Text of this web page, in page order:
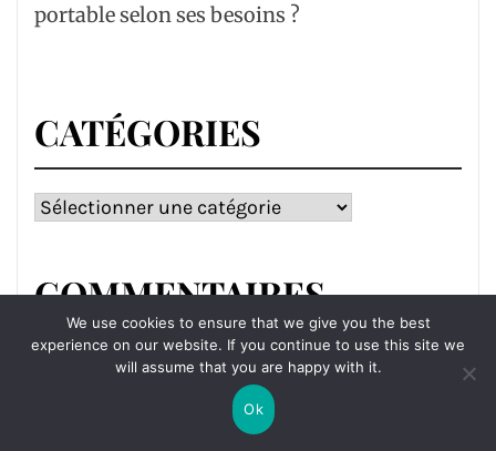
portable selon ses besoins ?
CATÉGORIES
Catégories
COMMENTAIRES
RÉCENTS
Le livre personnalisé est
We use cookies to ensure that we give you the best
experience on our website. If you continue to use this site we
will assume that you are happy with it.
Ok